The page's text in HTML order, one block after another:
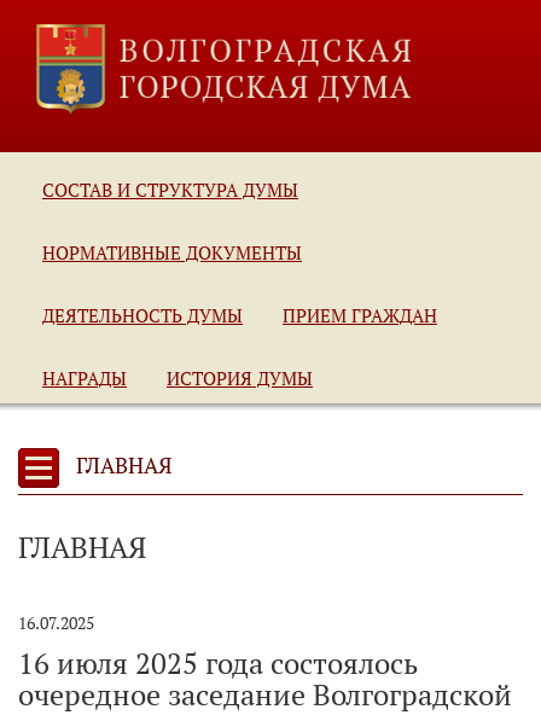
СОСТАВ И СТРУКТУРА ДУМЫ
НОРМАТИВНЫЕ ДОКУМЕНТЫ
ДЕЯТЕЛЬНОСТЬ ДУМЫ ПРИЕМ ГРАЖДАН
НАГРАДЫ ИСТОРИЯ ДУМЫ
ГЛАВНАЯ
ГЛАВНАЯ
16.07.2025
16 июля 2025 года состоялось
очередное заседание Волгоградской